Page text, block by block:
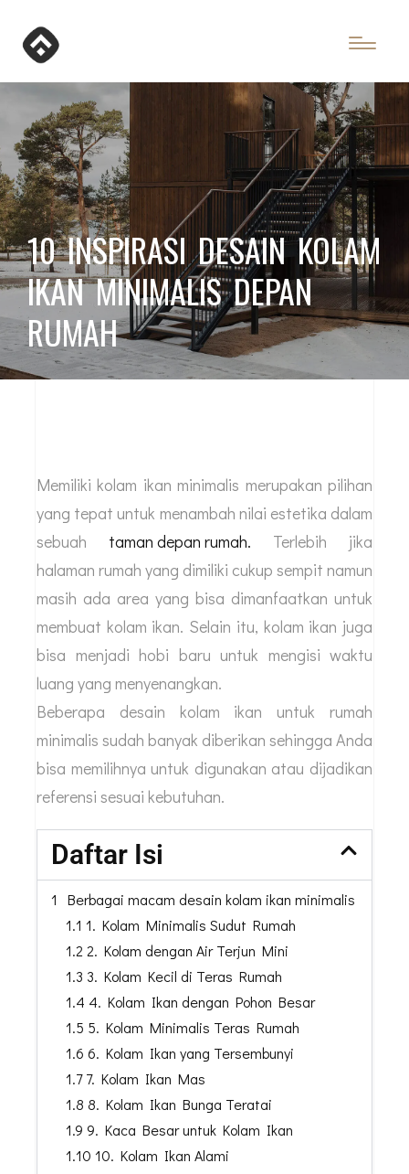
10 INSPIRASI DESAIN KOLAM
IKAN MINIMALIS DEPAN
RUMAH
Memiliki kolam ikan minimalis merupakan pilihan
yang tepat untuk menambah nilai estetika dalam
sebuah taman depan rumah. Terlebih jika
halaman rumah yang dimiliki cukup sempit namun
masih ada area yang bisa dimanfaatkan untuk
membuat kolam ikan. Selain itu, kolam ikan juga
bisa menjadi hobi baru untuk mengisi waktu
luang yang menyenangkan.
Beberapa desain kolam ikan untuk rumah
minimalis sudah banyak diberikan sehingga Anda
bisa memilihnya untuk digunakan atau dijadikan
referensi sesuai kebutuhan.
Daftar Isi
1 Berbagai macam desain kolam ikan minimalis
1.1 1. Kolam Minimalis Sudut Rumah
1.2 2. Kolam dengan Air Terjun Mini
1.3 3. Kolam Kecil di Teras Rumah
1.4 4. Kolam Ikan dengan Pohon Besar
1.5 5. Kolam Minimalis Teras Rumah
1.6 6. Kolam Ikan yang Tersembunyi
1.7 7. Kolam Ikan Mas
1.8 8. Kolam Ikan Bunga Teratai
1.9 9. Kaca Besar untuk Kolam Ikan
1.10 10. Kolam Ikan Alami